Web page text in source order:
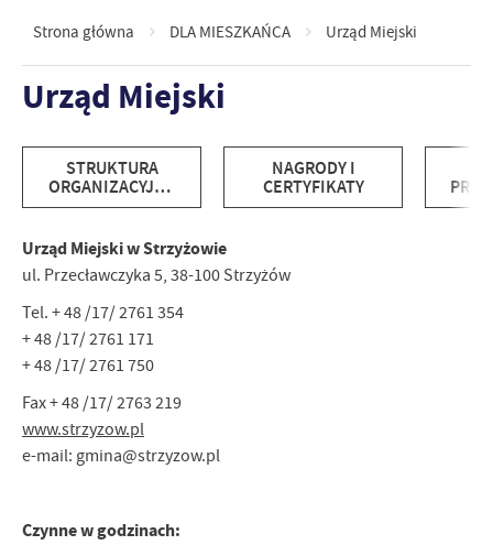
Strona główna DLA MIESZKAŃCA Urząd Miejski
Urząd Miejski
STRUKTURA
ORGANIZACYJNA
I WYKAZ
NAGRODY I
CERTYFIKATY
Urząd Miejski w Strzyżowie
ul. Przecławczyka 5, 38-100 Strzyżów
Tel. + 48 /17/ 2761 354
+ 48 /17/ 2761 171
+ 48 /17/ 2761 750
Fax + 48 /17/ 2763 219
www.strzyzow.pl
e-mail: gmina@strzyzow.pl
Czynne w godzinach: